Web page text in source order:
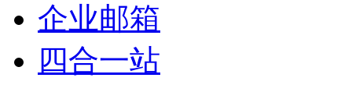
企业邮箱
四合一站